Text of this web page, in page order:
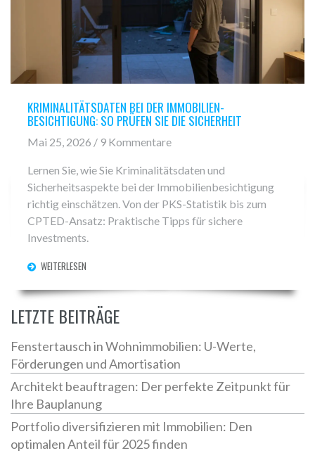
KRIMINALITÄTSDATEN BEI DER IMMOBILIEN-
BESICHTIGUNG: SO PRÜFEN SIE DIE SICHERHEIT
Mai 25, 2026 / 9 Kommentare
Lernen Sie, wie Sie Kriminalitätsdaten und
Sicherheitsaspekte bei der Immobilienbesichtigung
richtig einschätzen. Von der PKS-Statistik bis zum
CPTED-Ansatz: Praktische Tipps für sichere
Investments.
WEITERLESEN
LETZTE BEITRÄGE
Fenstertausch in Wohnimmobilien: U-Werte,
Förderungen und Amortisation
Architekt beauftragen: Der perfekte Zeitpunkt für
Ihre Bauplanung
Portfolio diversifizieren mit Immobilien: Den
optimalen Anteil für 2025 finden